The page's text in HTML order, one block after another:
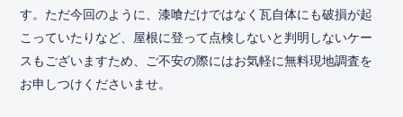
す。ただ今回のように、漆喰だけではなく瓦自体にも破損が起
こっていたりなど、屋根に登って点検しないと判明しないケー
スもございますため、ご不安の際にはお気軽に無料現地調査を
お申しつけくださいませ。